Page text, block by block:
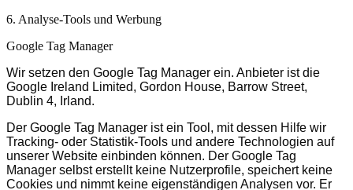
6. Analyse-Tools und Werbung
Google Tag Manager
Wir setzen den Google Tag Manager ein. Anbieter ist die
Google Ireland Limited, Gordon House, Barrow Street,
Dublin 4, Irland.
Der Google Tag Manager ist ein Tool, mit dessen Hilfe wir
Tracking- oder Statistik-Tools und andere Technologien auf
unserer Website einbinden können. Der Google Tag
Manager selbst erstellt keine Nutzerprofile, speichert keine
Cookies und nimmt keine eigenständigen Analysen vor. Er